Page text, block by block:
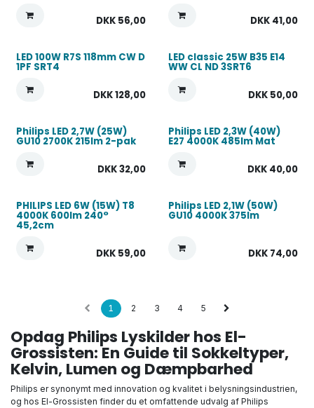
DKK 56,00 DKK 41,00
LED 100W R7S 118mm CW D
1PF SRT4
DKK128,00
LED classic 25W B35 E14
WW CL ND 3SRT6
DKK 50,00
Philips LED 2,7W (25W)
GU10 2700K 215lm 2-pak
DKK32,00
Philips LED 2,3W (40W)
E27 4000K 485lm Mat
DKK 40,00
PHILIPS LED 6W (15W) T8
4000K 600lm 240°
45,2cm
DKK 59,00
Philips LED 2,1W (50W)
GU10 4000K 375lm
DKK 74,00
1 2 3 4 5
Opdag Philips Lyskilder hos El-
Grossisten: En Guide til Sokkeltyper,
Kelvin, Lumen og Dæmpbarhed
Philips er synonymt med innovation og kvalitet i belysningsindustrien,
og hos El-Grossisten finder du et omfattende udvalg af Philips